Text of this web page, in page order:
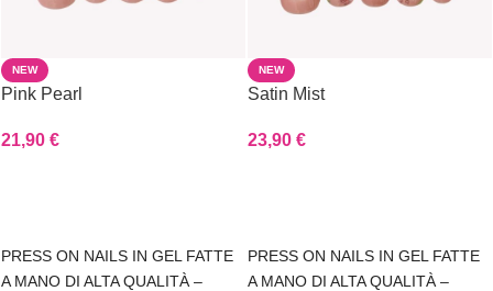
NEW
Pink Pearl
21,90 €
PRESS ON NAILS IN GEL FATTE
A MANO DI ALTA QUALITÀ –
NEW
Satin Mist
23,90 €
PRESS ON NAILS IN GEL FATTE
A MANO DI ALTA QUALITÀ –